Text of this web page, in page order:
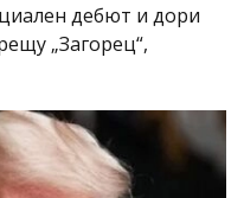
дебют и дори
„Загорец“,